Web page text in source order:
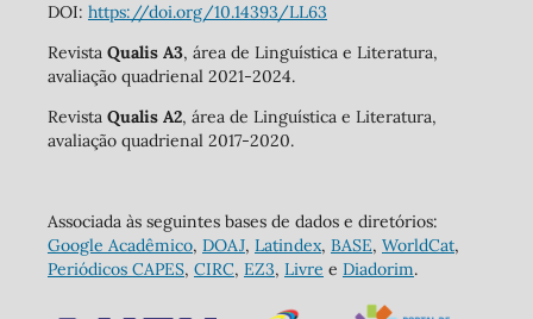
DOI: https://doi.org/10.14393/LL63
Revista Qualis A3, área de Linguística e Literatura,
avaliação quadrienal 2021-2024.
Revista Qualis A2, área de Linguística e Literatura,
avaliação quadrienal 2017-2020.
Associada às seguintes bases de dados e diretórios:
Google Acadêmico, DOAJ, Latindex, BASE, WorldCat,
Periódicos CAPES, CIRC, EZ3, Livre e Diadorim.